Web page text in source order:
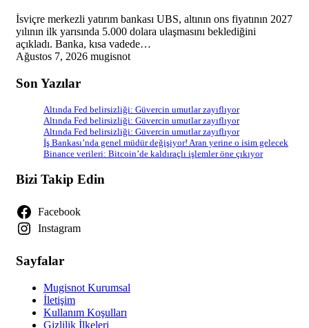
İsviçre merkezli yatırım bankası UBS, altının ons fiyatının 2027
yılının ilk yarısında 5.000 dolara ulaşmasını beklediğini
açıkladı. Banka, kısa vadede…
Ağustos 7, 2026 mugisnot
Son Yazılar
Altında Fed belirsizliği: Güvercin umutlar zayıflıyor
Altında Fed belirsizliği: Güvercin umutlar zayıflıyor
Altında Fed belirsizliği: Güvercin umutlar zayıflıyor
İş Bankası’nda genel müdür değişiyor! Aran yerine o isim gelecek
Binance verileri: Bitcoin’de kaldıraçlı işlemler öne çıkıyor
Bizi Takip Edin
Facebook
Instagram
Sayfalar
Mugisnot Kurumsal
İletişim
Kullanım Koşulları
Gizlilik İlkeleri